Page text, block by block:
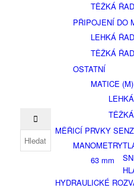
TĚŽKÁ
PŘIPOJENÍ DO
LEHKÁ
TĚŽKÁ
OSTATNÍ
MATICE (M)
MĚŘICÍ PRVKY
MANOMETRY
63 mm
HYDRAULICKÉ